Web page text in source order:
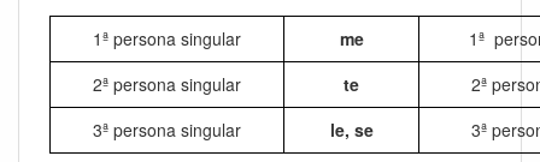
1ª persona singular me
1ª
2ª persona singular
te
2ª
3ª persona singular
le, se 3ª